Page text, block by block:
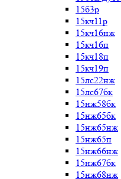
15б3р
15кч11р
15кч16нж
15кч16п
15кч18п
15кч19п
15лс22нж
15лс67бк
15нж58бк
15нж65бк
15нж65нж
15нж65п
15нж66нж
15нж67бк
15нж68нж